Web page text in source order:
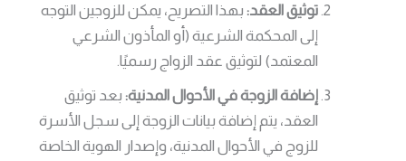
توثيق العقد: بهذا التصريح، يمكن للزوجين التوجه
إلى المحكمة الشرعية (أو المأذون الشرعي
المعتمد) لتوثيق عقد الزواج رسميًا.
إضافة الزوجة في الأحوال المدنية: بعد توثيق
العقد، يتم إضافة بيانات الزوجة إلى سجل الأسرة
للزوج في الأحوال المدنية، وإصدار الهوية الخاصة